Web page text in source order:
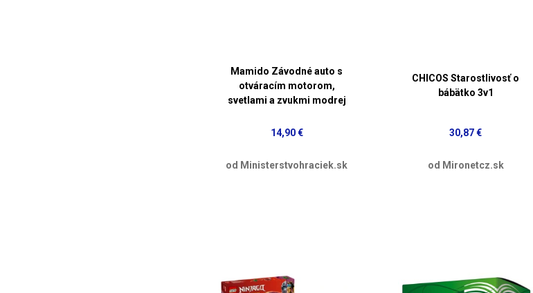
Mamido Závodné auto s
otváracím motorom,
svetlami a zvukmi modrej
14,90 €
od Ministerstvohraciek.sk
CHICOS Starostlivosť o
bábätko 3v1
30,87 €
od Mironetcz.sk